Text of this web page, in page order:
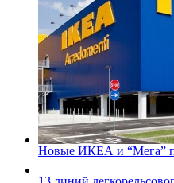
Новые ИКЕА и “Мега”